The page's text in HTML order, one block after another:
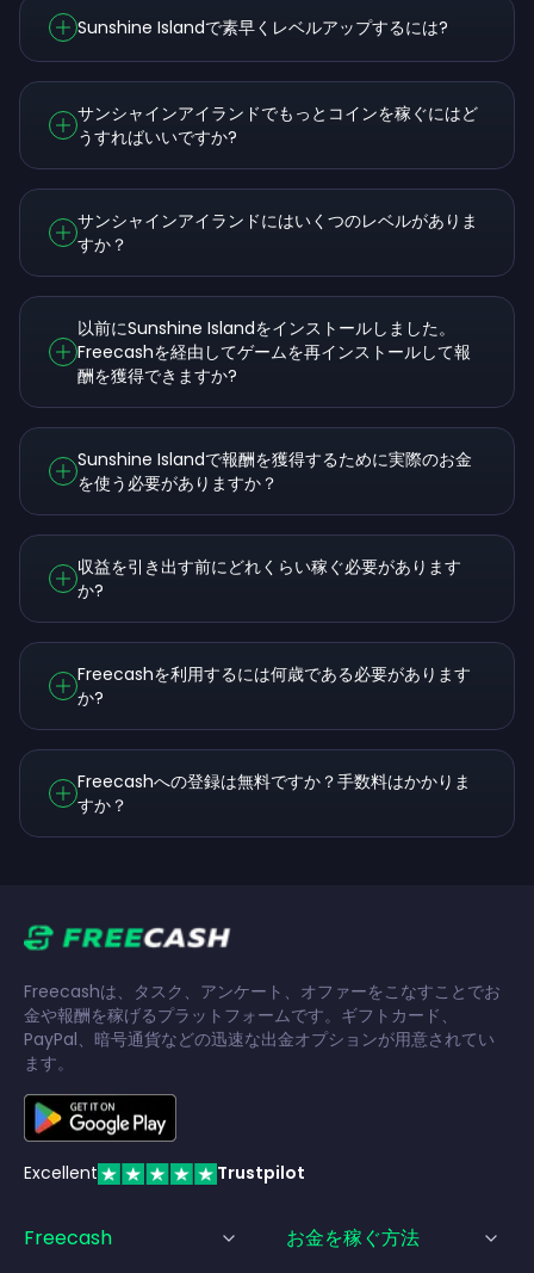
Sunshine Islandで素早くレベルアップするには?
サンシャインアイランドでもっとコインを稼ぐにはど
うすればいいですか?
サンシャインアイランドにはいくつのレベルがありま
すか？
以前にSunshine Islandをインストールしました。
Freecashを経由してゲームを再インストールして報
酬を獲得できますか?
Sunshine Islandで報酬を獲得するために実際のお金
を使う必要がありますか？
収益を引き出す前にどれくらい稼ぐ必要があります
か?
Freecashを利用するには何歳である必要があります
か?
Freecashへの登録は無料ですか？手数料はかかりま
すか？
Freecashは、タスク、アンケート、オファーをこなすことでお
金や報酬を稼げるプラットフォームです。ギフトカード、
PayPal、暗号通貨などの迅速な出金オプションが用意されてい
ます。
Excellent Trustpilot
Freecash お金を稼ぐ方法